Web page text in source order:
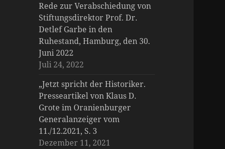
Rede zur Verabschiedung von
Stiftungsdirektor Prof. Dr.
Detlef Garbe in den
Ruhestand, Hamburg, den 30.
Juni 2022
Juli 24, 2022
„Jetzt spricht der Historiker.
Presseartikel von Klaus D.
Grote im Oranienburger
Generalanzeiger vom
11./12.2021, S. 3
Dezember 11, 2021